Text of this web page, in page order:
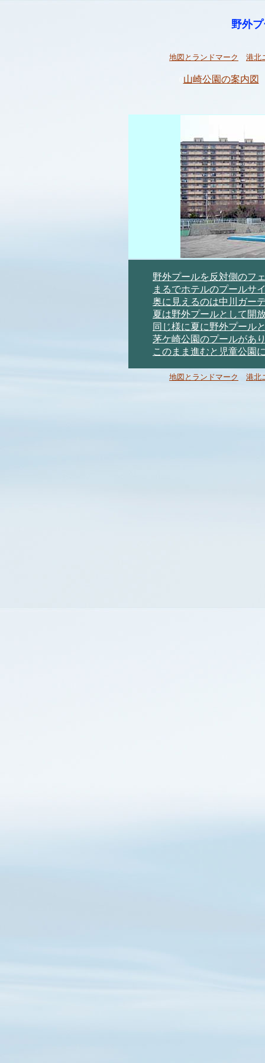
野外
地図とランドマーク 港北
山崎公園の案内図
野外プールを反対側のフ
まるでホテルのプールサ
奥に見えるのは中川ガー
夏は野外プールとして開
同じ様に夏に野外プール
茅ケ崎公園のプールがあ
このまま進むと児童公園
地図とランドマーク 港北